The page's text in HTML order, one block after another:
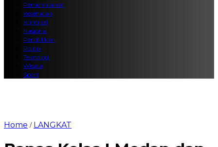
Pemerintahan
Kesehatan
Kriminal
Nasional
Pendidikan
Politik
Teknologi
Wisata
Sport
Home / LANGKAT